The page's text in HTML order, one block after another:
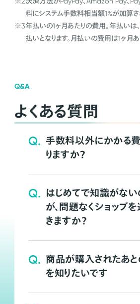
料にシステム手数料相当額1%が加算さ
※3年払いの1ヶ月あたりの費用。年払いは
払いとなります。月払いの費用は1ヶ月あ
Q&A
よくある質問
Q. 手数料以外にかかる
りますか？
Q. はじめてで知識がない
が、問題なくショップ
きますか？
Q. 商品が購入されたあ
を知りたいです